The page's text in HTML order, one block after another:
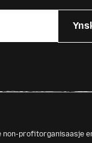
non-profitorganisaasje